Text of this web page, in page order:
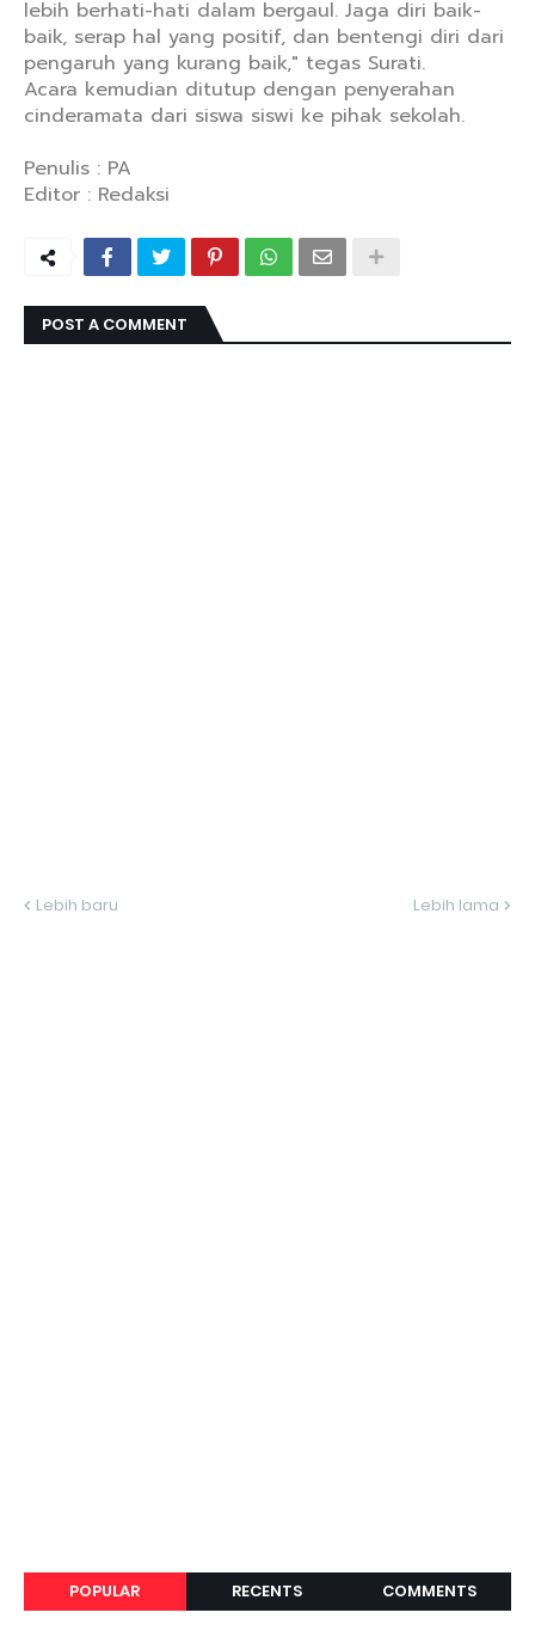
lebih berhati-hati dalam bergaul. Jaga diri baik-
baik, serap hal yang positif, dan bentengi diri dari
pengaruh yang kurang baik," tegas Surati.
Acara kemudian ditutup dengan penyerahan
cinderamata dari siswa siswi ke pihak sekolah.
Penulis : PA
Editor : Redaksi
POST A COMMENT
Lebih baru Lebih lama
POPULAR RECENTS COMMENTS